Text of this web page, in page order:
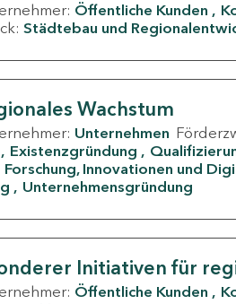
Öffentliche Kunden
Städtebau und
Wachstum
Unternehmen
Existenzgründung
Forschung, Innovationen und
Unternehmensgründung
Initiativen für
Öffentliche Kunden